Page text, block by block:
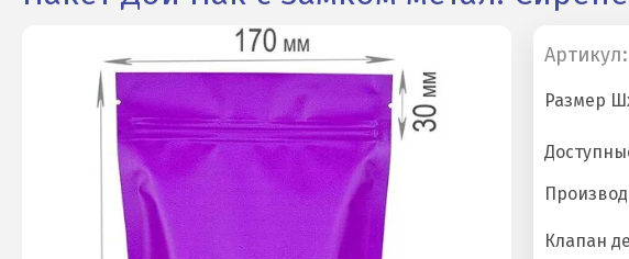
Артикул:
Клапан
Размер